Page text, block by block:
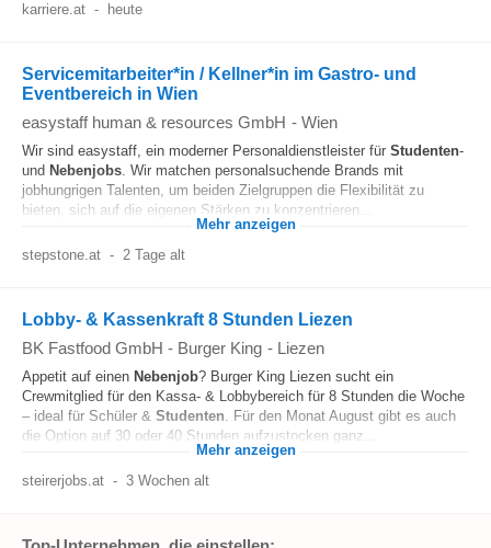
karriere.at - heute
Servicemitarbeiter*in / Kellner*in im Gastro- und
Eventbereich in Wien
easystaff human & resources GmbH - Wien
Wir sind easystaff, ein moderner Personaldienstleister für Studenten-
und Nebenjobs. Wir matchen personalsuchende Brands mit
jobhungrigen Talenten, um beiden Zielgruppen die Flexibilität zu
bieten, sich auf die eigenen Stärken zu konzentrieren...
Mehr anzeigen
stepstone.at - 2 Tage alt
Lobby- & Kassenkraft 8 Stunden Liezen
BK Fastfood GmbH - Burger King - Liezen
Appetit auf einen Nebenjob? Burger King Liezen sucht ein
Crewmitglied für den Kassa- & Lobbybereich für 8 Stunden die Woche
– ideal für Schüler & Studenten. Für den Monat August gibt es auch
die Option auf 30 oder 40 Stunden aufzustocken ganz...
Mehr anzeigen
steirerjobs.at - 3 Wochen alt